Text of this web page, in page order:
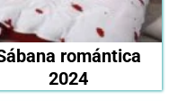
romántica
2024